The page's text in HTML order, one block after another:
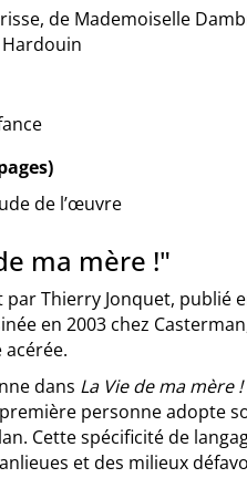
de Mademoiselle
de l’œuvre
ma mère !"
Thierry Jonquet, publié
en 2003 chez
dans La Vie de ma mère !
personne adopte
Cette spécificité de
et des milieux